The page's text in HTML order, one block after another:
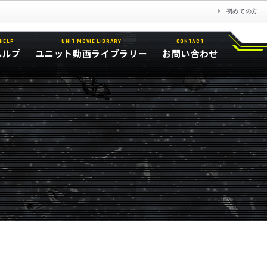
初めての方
プ
UNIT MOVIE LIBRARY
ユニット動画ライブラリー
CONTACT
お問い合わせ